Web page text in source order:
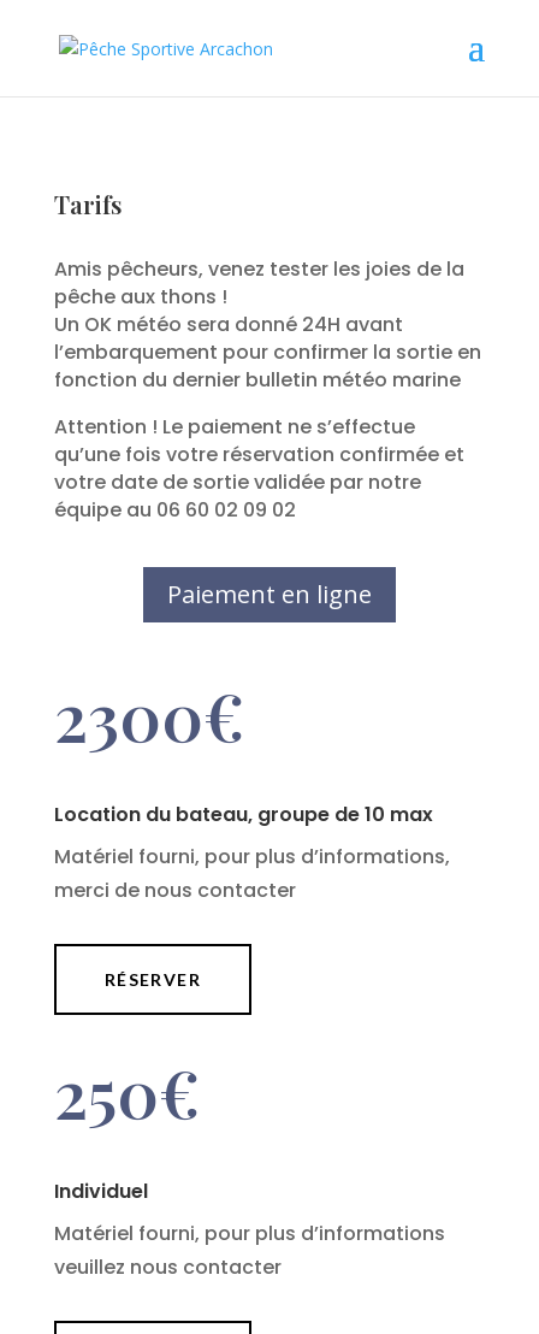
Tarifs
Amis pêcheurs, venez tester les joies de la
pêche aux thons !
Un OK météo sera donné 24H avant
l’embarquement pour confirmer la sortie en
fonction du dernier bulletin météo marine
Attention ! Le paiement ne s’effectue
qu’une fois votre réservation confirmée et
votre date de sortie validée par notre
équipe au 06 60 02 09 02
Paiement en ligne
2300€
Location du bateau, groupe de 10 max
Matériel fourni, pour plus d’informations,
merci de nous contacter
RÉSERVER
250€
Individuel
Matériel fourni, pour plus d’informations
veuillez nous contacter